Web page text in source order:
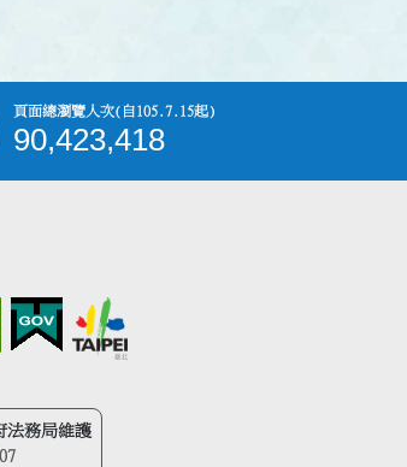
頁面總瀏覽人次(自105.7.15起)
90,423,418
法務局維護